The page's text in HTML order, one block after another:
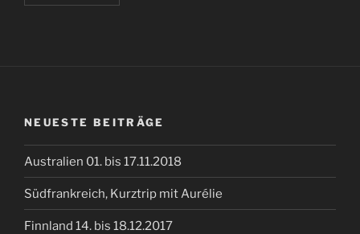
NEUESTE BEITRÄGE
Australien 01. bis 17.11.2018
Südfrankreich, Kurztrip mit Aurélie
Finnland 14. bis 18.12.2017